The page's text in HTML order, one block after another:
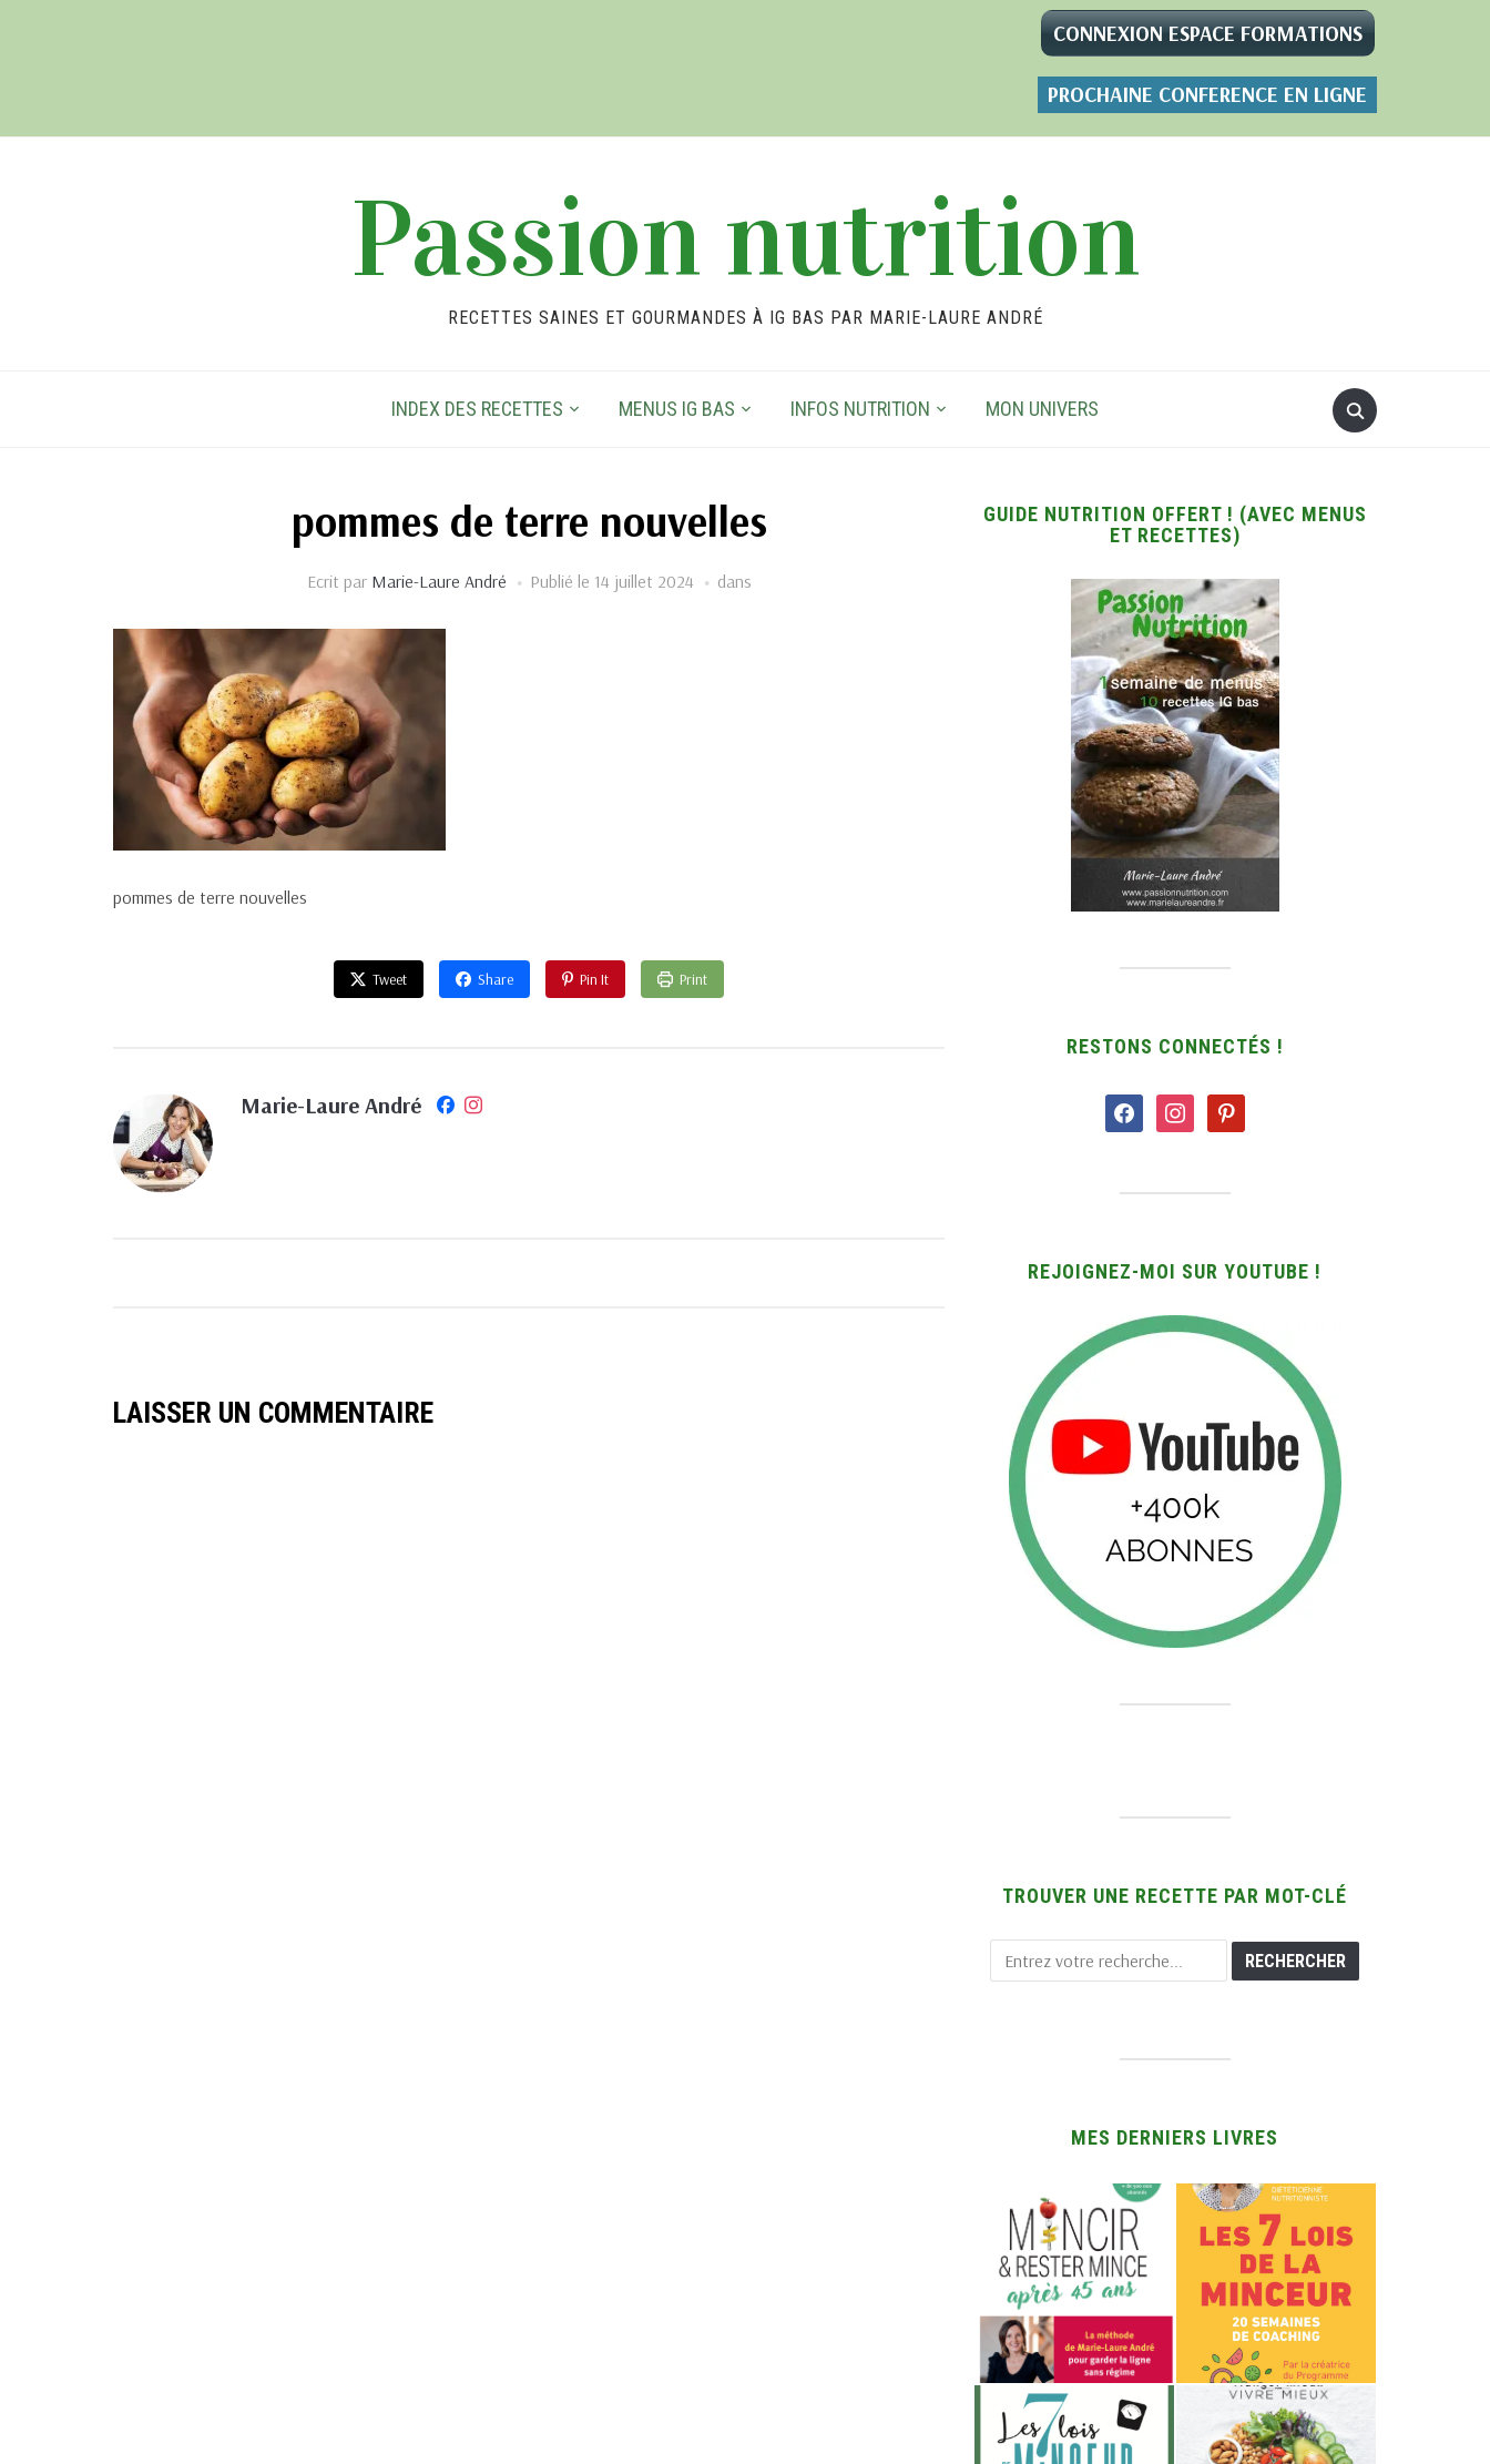
CONNEXION ESPACE FORMATIONS
PROCHAINE CONFERENCE EN LIGNE
Passion nutrition
RECETTES SAINES ET GOURMANDES À IG BAS PAR MARIE-LAURE ANDRÉ
INDEX DES RECETTES MENUS IG BAS INFOS NUTRITION MON UNIVERS
pommes de terre nouvelles
Ecrit par Marie-Laure André Publié le 14 juillet 2024 dans
pommes de terre nouvelles
Tweet Share Pin It Print
Marie-Laure André
LAISSER UN COMMENTAIRE
GUIDE NUTRITION OFFERT ! (AVEC MENUS
ET RECETTES)
RESTONS CONNECTÉS !
facebookinstagrampinterest
REJOIGNEZ-MOI SUR YOUTUBE !
TROUVER UNE RECETTE PAR MOT-CLÉ
MES DERNIERS LIVRES